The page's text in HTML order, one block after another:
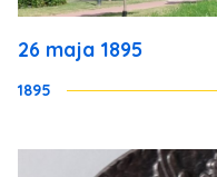
26 maja 1895
1895